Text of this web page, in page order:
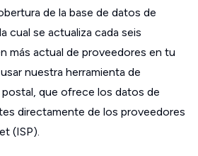
de la base de datos de
cual se actualiza cada seis
más actual de proveedores en tu
nuestra herramienta de
que ofrece los datos de
directamente de los proveedores
(ISP).